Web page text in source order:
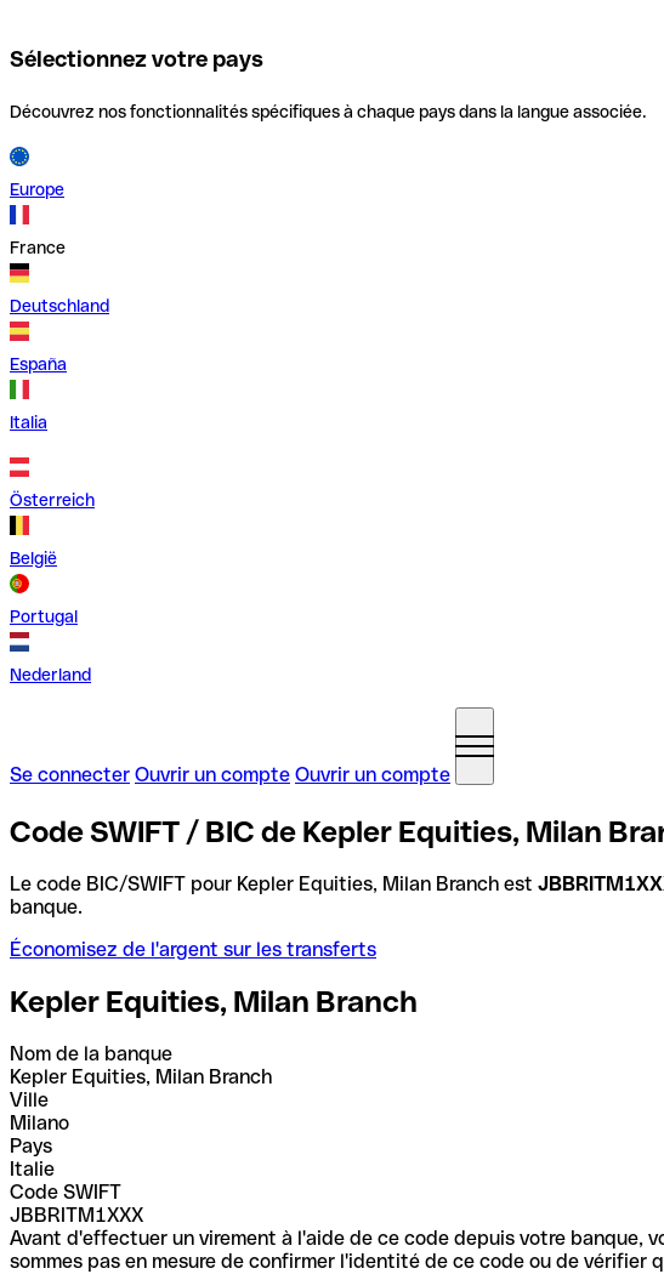
Sélectionnez votre pays
Découvrez nos fonctionnalités spécifiques à chaque pays dans la langue associée.
Europe
France
Deutschland
España
Italia
Österreich
België
Portugal
Nederland
Se connecter Ouvrir un compte Ouvrir un compte
Code SWIFT / BIC de Kepler Equities, Milan
Le code BIC/SWIFT pour Kepler Equities, Milan Branch est
banque.
Économisez de l'argent sur les transferts
Kepler Equities, Milan Branch
Nom de la banque
Kepler Equities, Milan Branch
Ville
Milano
Pays
Italie
Code SWIFT
JBBRITM1XXX
Avant d'effectuer un virement à l'aide de ce code depuis votre banque,
sommes pas en mesure de confirmer l'identité de ce code ou de